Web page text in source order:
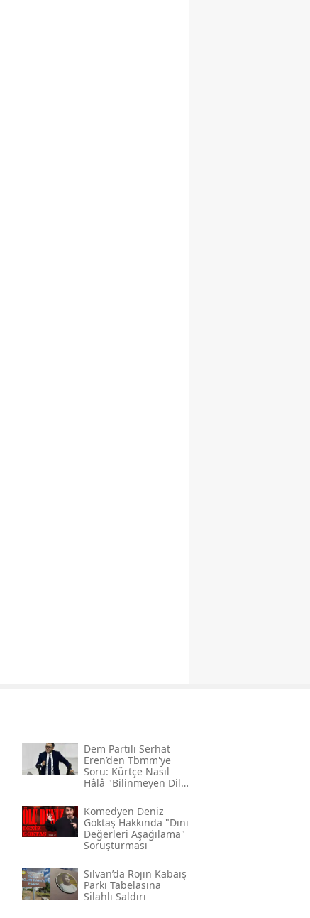
Dem Partili Serhat
Eren’den Tbmm'ye
Soru: Kürtçe Nasıl
Hâlâ "bilinmeyen Dil"
Gerekçesi Nedir?"
Komedyen Deniz
Göktaş Hakkında "dini
Değerleri Aşağılama"
Soruşturması
Silvan’da Rojin Kabaiş
Parkı Tabelasına
Silahlı Saldırı